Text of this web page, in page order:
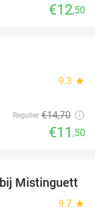
€12,50
9.3 star
Regulier €14,70
€11 ,50
23%
Mistinguett
9.7 star